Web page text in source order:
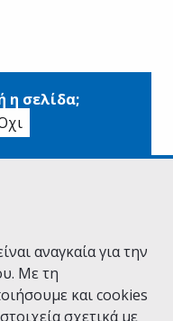
αναγκαία για την
Με τη
και cookies
σχετικά με
η σελίδα;